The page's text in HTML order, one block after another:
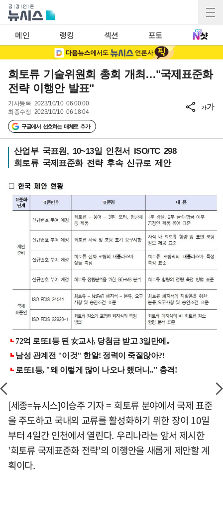
메인 랭킹 섹션 포토
희토류 기술위원회 총회 개최…"국제표준화
전략 이행안 발표"
기사등록 2023/10/10 06:00:00
최종수정 2023/10/10 06:18:04
구글에서 선호하는 매체로 추가
가가
산업부 국표원, 10~13일 인천서 ISO/TC 298
희토류 국제표준화 전략 후속 신규로 제안
[세종=뉴시스]이승주 기자 = 희토류 분야에서 국제 표준
을 주도하고 국내외 교류를 활성화하기 위한 장이 10일
부터 4일간 인천에서 열린다. 우리나라는 앞서 제시한
'희토류 국제표준화 전략'의 이행안을 새롭게 제안할 계
획이다.